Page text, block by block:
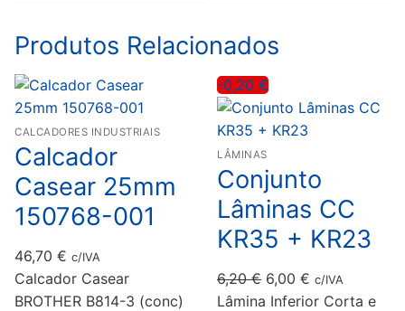
Produtos Relacionados
CALCADORES INDUSTRIAIS
Calcador
Casear 25mm
150768-001
46,70 € c/IVA
Calcador Casear
BROTHER B814-3 (conc)
-0,20 €
LÂMINAS
Conjunto
Lâminas CC
KR35 + KR23
6,20€ O
preço
6,00 € O
preço
c/IVA
Lâmina Inferior Corta e